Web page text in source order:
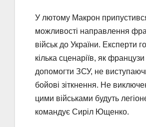
У лютому Макрон
можливості направлення
військ до України. Експерти
кілька сценаріїв, як
допомогти ЗСУ, не
бойові зіткнення. Не
цими військами будуть
командує Сиріл Ющенко.